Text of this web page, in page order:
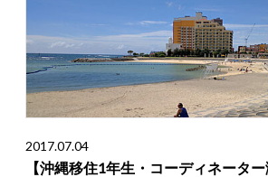
2017.07.04
【沖縄移住1年生・コーディネータ